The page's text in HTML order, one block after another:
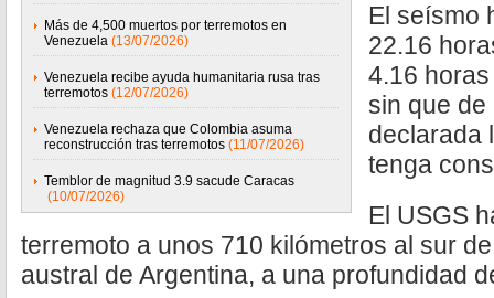
Más de 4,500 muertos por terremotos en
Venezuela (13/07/2026)
Venezuela recibe ayuda humanitaria rusa tras
terremotos (12/07/2026)
Venezuela rechaza que Colombia asuma
reconstrucción tras terremotos (11/07/2026)
Temblor de magnitud 3.9 sacude Caracas
(10/07/2026)
El seísmo
22.16
4.16
sin que de
declarada
tenga
El USGS
terremoto a unos 710 kilómetros al sur
austral de Argentina, a una profundidad